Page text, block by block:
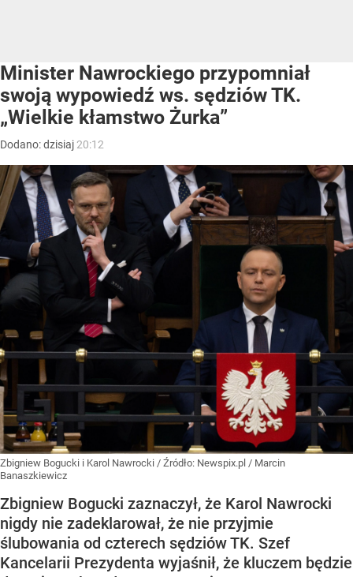
Minister Nawrockiego przypomniał
swoją wypowiedź ws. sędziów TK.
„Wielkie kłamstwo Żurka”
Dodano:dzisiaj 20:12
Zbigniew Bogucki i Karol Nawrocki / Źródło: Newspix.pl / Marcin
Banaszkiewicz
Zbigniew Bogucki zaznaczył, że Karol Nawrocki
nigdy nie zadeklarował, że nie przyjmie
ślubowania od czterech sędziów TK. Szef
Kancelarii Prezydenta wyjaśnił, że kluczem będzie